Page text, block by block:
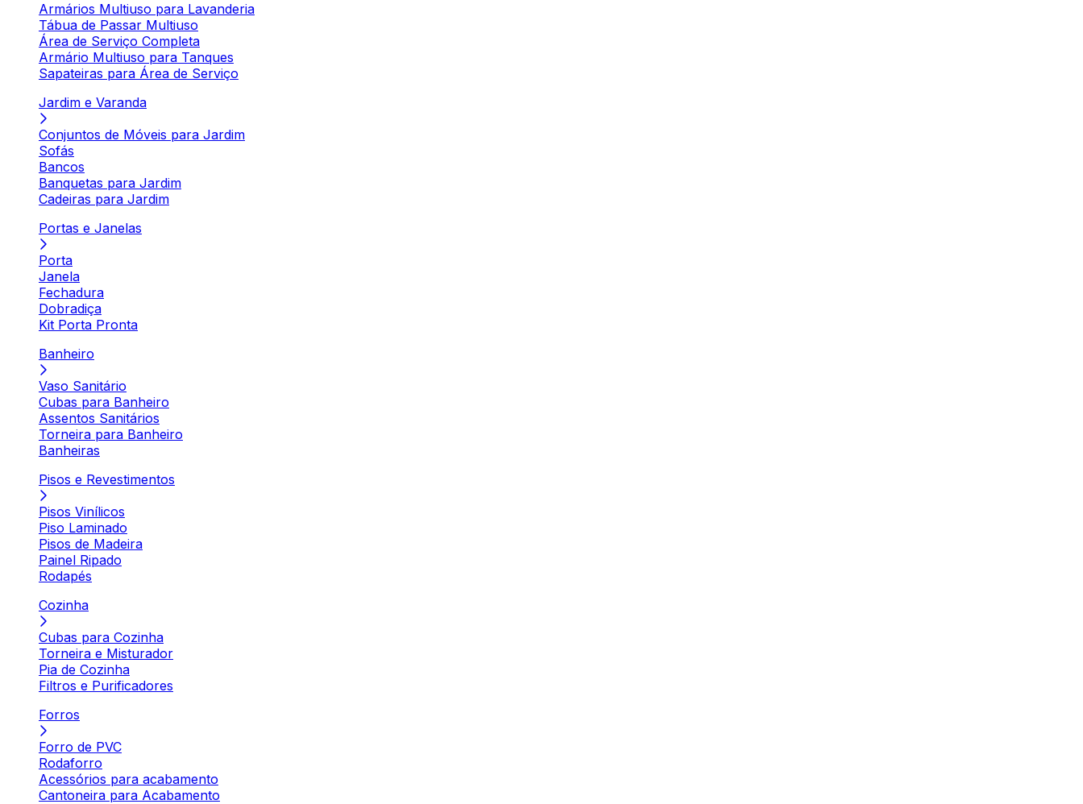
Armários Multiuso para Lavanderia
Tábua de Passar Multiuso
Área de Serviço Completa
Armário Multiuso para Tanques
Sapateiras para Área de Serviço
Jardim e Varanda
Conjuntos de Móveis para Jardim
Sofás
Bancos
Banquetas para Jardim
Cadeiras para Jardim
Portas e Janelas
Porta
Janela
Fechadura
Dobradiça
Kit Porta Pronta
Banheiro
Vaso Sanitário
Cubas para Banheiro
Assentos Sanitários
Torneira para Banheiro
Banheiras
Pisos e Revestimentos
Pisos Vinílicos
Piso Laminado
Pisos de Madeira
Painel Ripado
Rodapés
Cozinha
Cubas para Cozinha
Torneira e Misturador
Pia de Cozinha
Filtros e Purificadores
Forros
Forro de PVC
Rodaforro
Acessórios para acabamento
Cantoneira para Acabamento